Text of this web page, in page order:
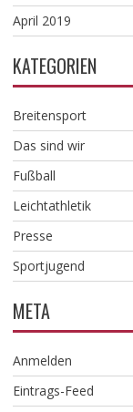
April 2019
KATEGORIEN
Breitensport
Das sind wir
Fußball
Leichtathletik
Presse
Sportjugend
META
Anmelden
Eintrags-Feed